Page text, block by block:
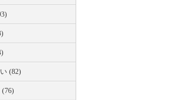
(82)
(76)